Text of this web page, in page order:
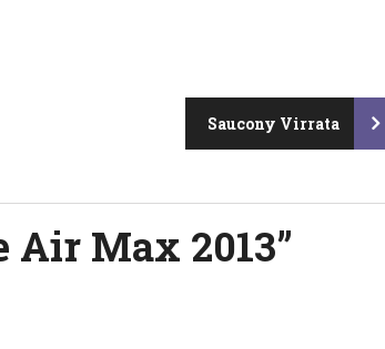
Saucony Virrata
Air Max 2013”